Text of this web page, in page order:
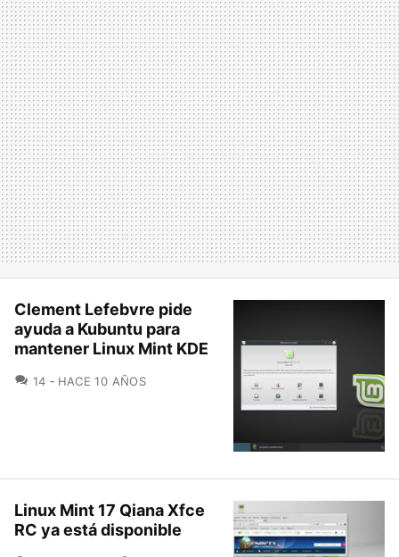
Clement Lefebvre pide
ayuda a Kubuntu para
mantener Linux Mint KDE
14 COMENTARIOS
HACE 10 AÑOS
Linux Mint 17 Qiana Xfce
RC ya está disponible